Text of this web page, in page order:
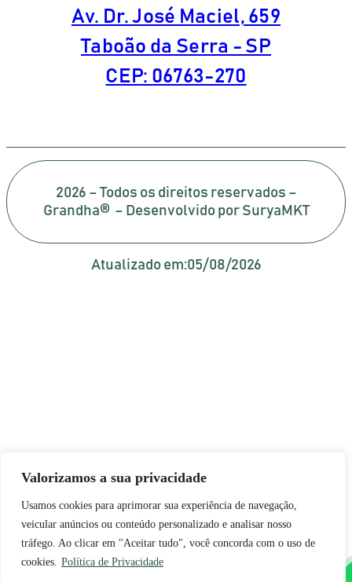
Valorizamos a sua privacidade
Usamos cookies para aprimorar sua experiência de navegação,
veicular anúncios ou conteúdo personalizado e analisar nosso
tráfego. Ao clicar em "Aceitar tudo", você concorda com o uso de
cookies. Política de Privacidade
Av. Dr. José Maciel, 659
Taboão da Serra - SP
CEP: 06763-270
2026 – Todos os direitos reservados –
Grandha® – Desenvolvido por SuryaMKT
Atualizado em:05/08/2026